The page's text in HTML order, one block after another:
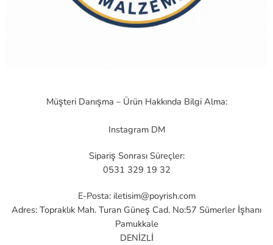
Müşteri Danışma – Ürün Hakkında Bilgi Alma:
Instagram DM
Sipariş Sonrası Süreçler:
0531 329 19 32
E-Posta: iletisim@poyrish.com
Adres: Topraklık Mah. Turan Güneş Cad. No:57 Sümerler İşhanı
Pamukkale
DENİZLİ